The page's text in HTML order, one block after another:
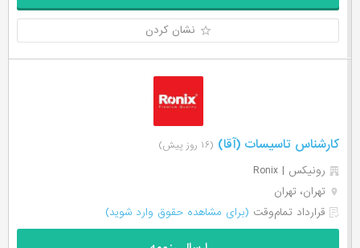
نشان کردن
کارشناس تاسیسات (آقا) (۱۶ روز پیش)
رونیکس | Ronix
تهران، تهران
قرارداد تمام‌وقت (برای مشاهده حقوق وارد شوید)